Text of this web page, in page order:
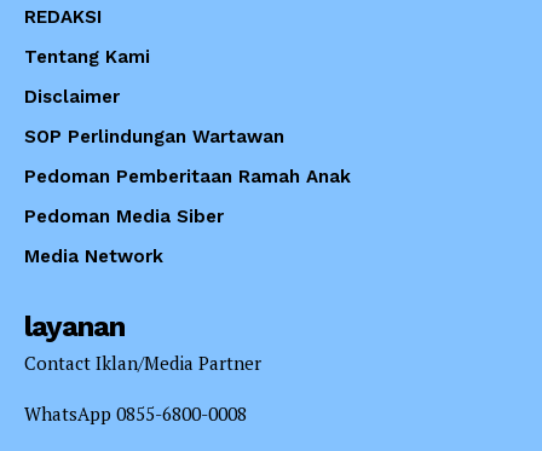
REDAKSI
Tentang Kami
Disclaimer
SOP Perlindungan Wartawan
Pedoman Pemberitaan Ramah Anak
Pedoman Media Siber
Media Network
layanan
Contact Iklan/Media Partner
WhatsApp 0855-6800-0008